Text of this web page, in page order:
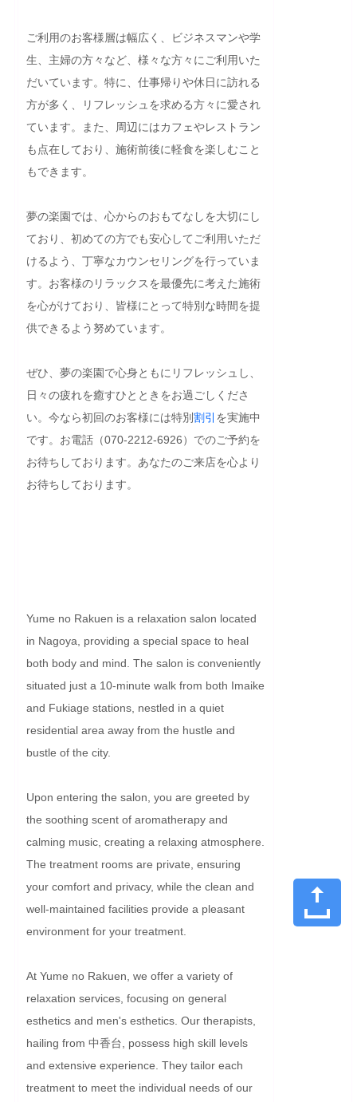
ご利用のお客様層は幅広く、ビジネスマンや学
生、主婦の方々など、様々な方々にご利用いた
だいています。特に、仕事帰りや休日に訪れる
方が多く、リフレッシュを求める方々に愛され
ています。また、周辺にはカフェやレストラン
も点在しており、施術前後に軽食を楽しむこと
もできます。
夢の楽園では、心からのおもてなしを大切にし
ており、初めての方でも安心してご利用いただ
けるよう、丁寧なカウンセリングを行っていま
す。お客様のリラックスを最優先に考えた施術
を心がけており、皆様にとって特別な時間を提
供できるよう努めています。
ぜひ、夢の楽園で心身ともにリフレッシュし、
日々の疲れを癒すひとときをお過ごしくださ
い。今なら初回のお客様には特別割引 を実施中
です。お電話（070-2212-6926）でのご予約を
お待ちしております。あなたのご来店を心より
お待ちしております。
Yume no Rakuen is a relaxation salon located
in Nagoya, providing a special space to heal
both body and mind. The salon is conveniently
situated just a 10-minute walk from both Imaike
and Fukiage stations, nestled in a quiet
residential area away from the hustle and
bustle of the city.
Upon entering the salon, you are greeted by
the soothing scent of aromatherapy and
calming music, creating a relaxing atmosphere.
The treatment rooms are private, ensuring
your comfort and privacy, while the clean and
well-maintained facilities provide a pleasant
environment for your treatment.
At Yume no Rakuen, we offer a variety of
relaxation services, focusing on general
esthetics and men's esthetics. Our therapists,
hailing from 中香台, possess high skill levels
and extensive experience. They tailor each
treatment to meet the individual needs of our